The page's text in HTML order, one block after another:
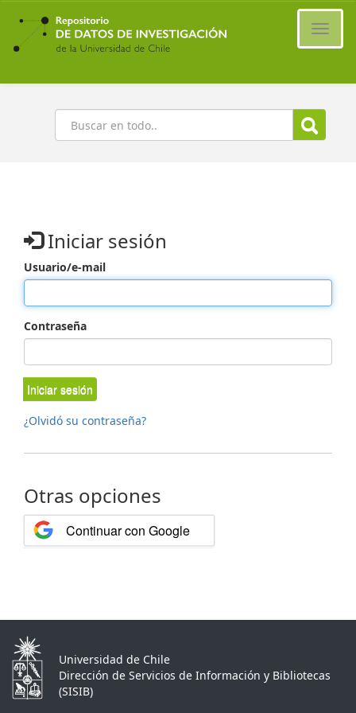
Ir
contenido
principal
Buscar
Iniciar sesión
Usuario/e-mail
Contraseña
Iniciar sesión
¿Olvidó su contraseña?
Otras opciones
Continuar con Google
Universidad de Chile
Dirección de Servicios de Información y Bibliotecas
(SISIB)